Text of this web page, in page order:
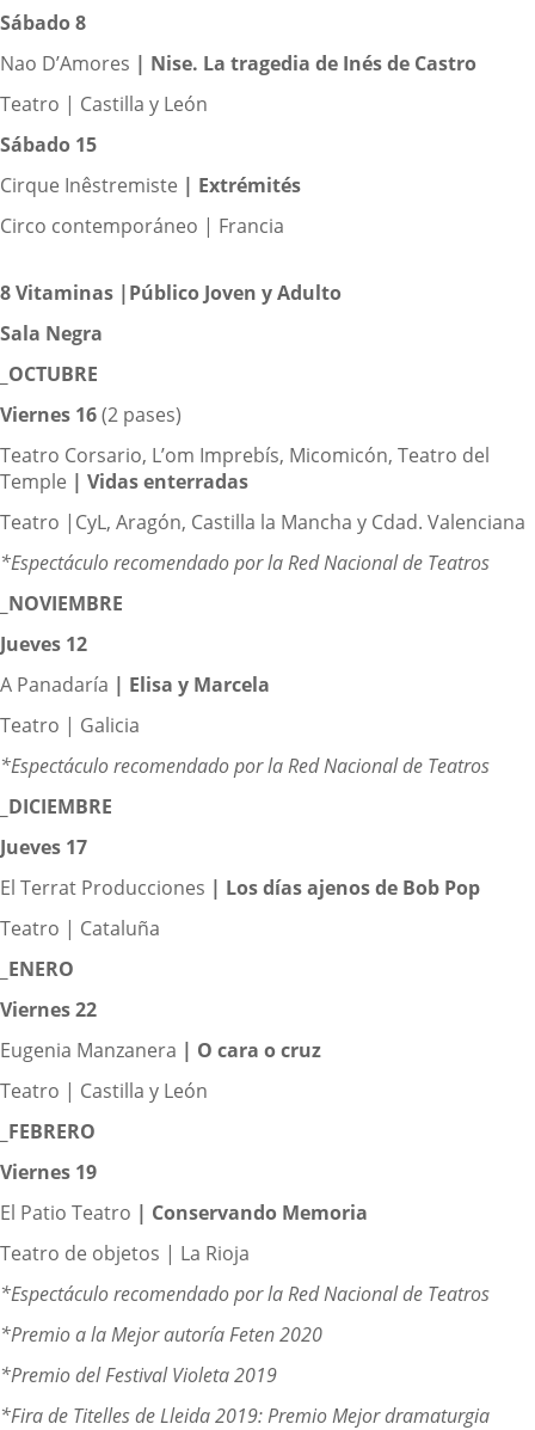
Sábado 8
Nao D’Amores | Nise. La tragedia de Inés de Castro
Teatro | Castilla y León
Sábado 15
Cirque Inêstremiste | Extrémités
Circo contemporáneo | Francia
8 Vitaminas |Público Joven yAdulto
Sala Negra
_OCTUBRE
Viernes 16(2 pases)
Teatro Corsario, L’om Imprebís, Micomicón, Teatro del
Temple | Vidas enterradas
Teatro |CyL, Aragón, Castilla la Mancha y Cdad. Valenciana
*Espectáculo recomendado por la Red Nacional de Teatros
_NOVIEMBRE
Jueves 12
A Panadaría | Elisa y Marcela
Teatro | Galicia
*Espectáculo recomendado por la Red Nacional de Teatros
_DICIEMBRE
Jueves 17
El Terrat Producciones | Los días ajenos de Bob Pop
Teatro | Cataluña
_ENERO
Viernes 22
Eugenia Manzanera | O cara o cruz
Teatro | Castilla y León
_FEBRERO
Viernes 19
El Patio Teatro | Conservando Memoria
Teatro de objetos | La Rioja
*Espectáculo recomendado por la Red Nacional de Teatros
*Premio a la Mejor autoría Feten 2020
*Premio del Festival Violeta 2019
*Fira de Titelles de Lleida 2019: Premio Mejor dramaturgia